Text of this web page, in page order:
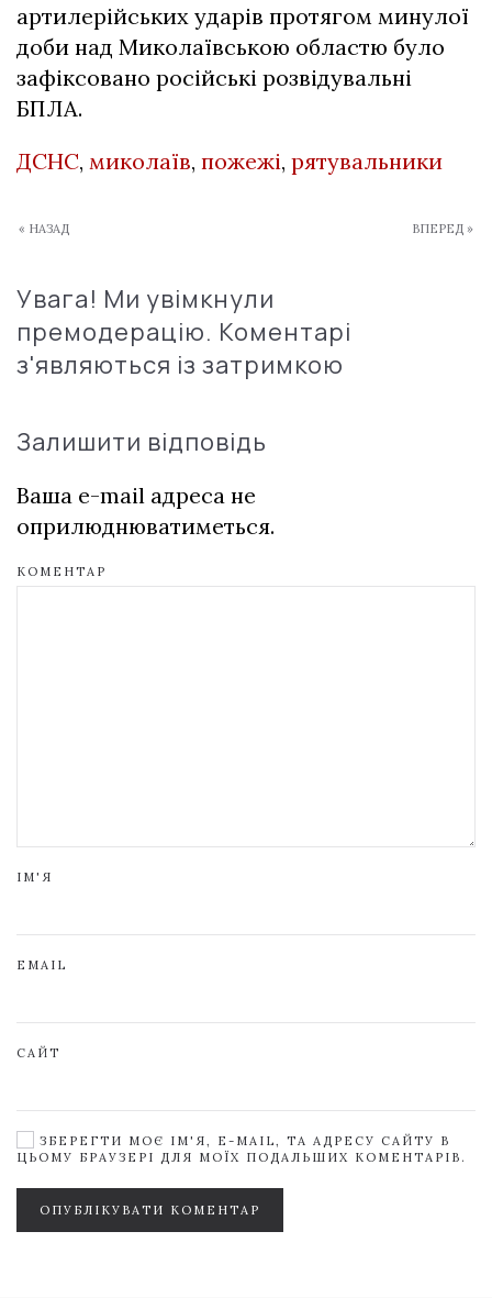
артилерійських ударів протягом минулої
доби над Миколаївською областю було
зафіксовано російські розвідувальні
БПЛА.
ДСНС, миколаїв, пожежі, рятувальники
« НАЗАД ВПЕРЕД »
Увага! Ми увімкнули
премодерацію. Коментарі
з'являються із затримкою
Залишити відповідь
Ваша e-mail адреса не
оприлюднюватиметься.
КОМЕНТАР
ІМ'Я
EMAIL
САЙТ
ЗБЕРЕГТИ МОЄ ІМ'Я, E-MAIL, ТА АДРЕСУ САЙТУ В
ЦЬОМУ БРАУЗЕРІ ДЛЯ МОЇХ ПОДАЛЬШИХ КОМЕНТАРІВ.
ОПУБЛІКУВАТИ КОМЕНТАР